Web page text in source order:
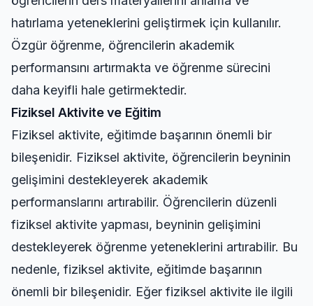
hatırlama yeteneklerini geliştirmek için kullanılır.
Özgür öğrenme, öğrencilerin akademik
performansını artırmakta ve öğrenme sürecini
daha keyifli hale getirmektedir.
Fiziksel Aktivite ve Eğitim
Fiziksel aktivite, eğitimde başarının önemli bir
bileşenidir. Fiziksel aktivite, öğrencilerin beyninin
gelişimini destekleyerek akademik
performanslarını artırabilir. Öğrencilerin düzenli
fiziksel aktivite yapması, beyninin gelişimini
destekleyerek öğrenme yeteneklerini artırabilir. Bu
nedenle, fiziksel aktivite, eğitimde başarının
önemli bir bileşenidir. Eğer fiziksel aktivite ile ilgili